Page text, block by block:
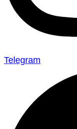
Telegram